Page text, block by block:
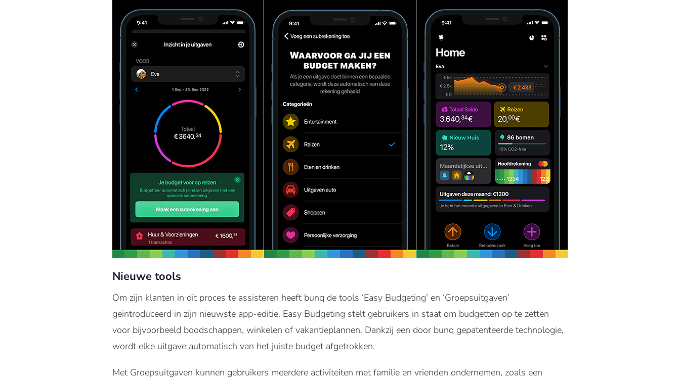
Nieuwe tools
Om zijn klanten in dit proces te assisteren heeft bunq de tools ‘Easy Budgeting’ en ‘Groepsuitgaven’
geïntroduceerd in zijn nieuwste app-editie. Easy Budgeting stelt gebruikers in staat om budgetten op te zetten
voor bijvoorbeeld boodschappen, winkelen of vakantieplannen. Dankzij een door bunq gepatenteerde technologie,
wordt elke uitgave automatisch van het juiste budget afgetrokken.
Met Groepsuitgaven kunnen gebruikers meerdere activiteiten met familie en vrienden ondernemen, zoals een